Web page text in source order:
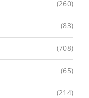
(260)
(83)
(708)
(65)
(214)